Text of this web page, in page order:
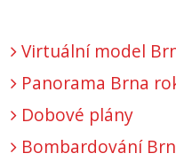
Virtuální model
Panorama Brna
Dobové plány
Bombardování